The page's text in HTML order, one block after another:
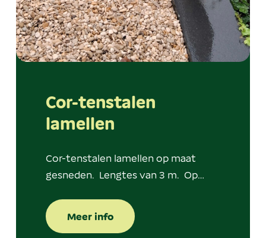
Cor-tenstalen
lamellen
Cor-tenstalen lamellen op maat
gesneden. Lengtes van 3 m. Op…
Meer info